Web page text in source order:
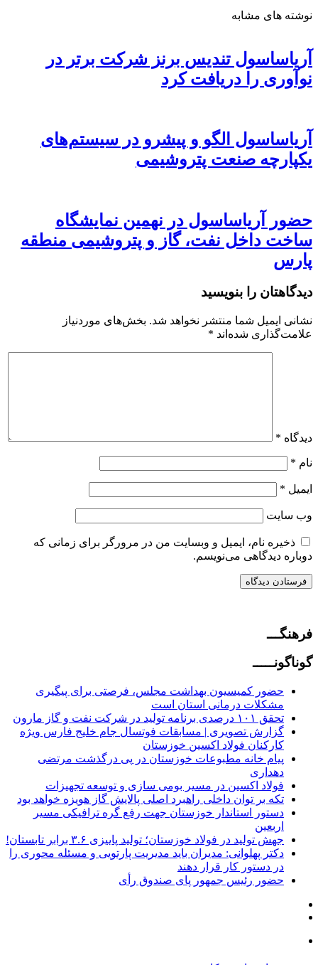
نوشته های مشابه
آریاساسول تندیس برنز شرکت برتر در
نوآوری را دریافت کرد
آریاساسول الگو و پیشرو در سیستم‌های
یکپارچه صنعت پتروشیمی
حضور آریاساسول در نهمین نمایشگاه
ساخت داخل نفت، گاز و پتروشیمی منطقه
پارس
دیدگاهتان را بنویسید
نشانی ایمیل شما منتشر نخواهد شد. بخش‌های موردنیاز
علامت‌گذاری شده‌اند *
دیدگاه *
نام *
ایمیل *
وب‌ سایت
ذخیره نام، ایمیل و وبسایت من در مرورگر برای زمانی که
دوباره دیدگاهی می‌نویسم.
فرهنگـــ
گوناگونـــــ
حضور کمیسیون بهداشت مجلس، فرصتی برای پیگیری
مشکلات درمانی استان است
تحقق ۱۰۱ درصدی برنامه تولید در شرکت نفت و گاز مارون
گزارش تصویری | مسابقات فوتسال جام خلیج فارس ویژه
کارکنان فولاد اکسین خوزستان
پیام خانه مطبوعات خوزستان در پی درگذشت مرتضی
دهداری
فولاد اکسین در مسیر بومی سازی و توسعه تجهیزات
تکه بر توان داخلی راهبرد اصلی پالایش گاز هویزه خواهد بود
دستور استاندار خوزستان جهت رفع گره ترافیکی مسیر
اربعین
جهش تولید در فولاد خوزستان؛ تولید پاییزی ۳.۶ برابر تابستان!
دکتر پهلوانی: مدیران باید مدیریت پارتویی و مسئله محوری را
در دستور کار قرار دهند
حضور رئیس جمهور پای صندوق رأی